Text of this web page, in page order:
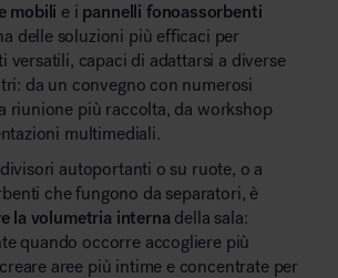
mobili e i pannelli fonoassorbenti
delle soluzioni più efficaci per
versatili, capaci di adattarsi a diverse
da un convegno con numerosi
riunione più raccolta, da workshop
multimediali.
autoportanti o su ruote, o a
che fungono da separatori, è
la volumetria interna della sala:
quando occorre accogliere più
aree più intime e concentrate per